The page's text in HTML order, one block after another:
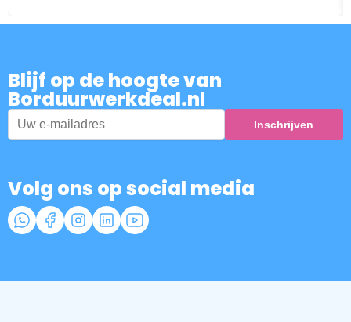
Blijf op de hoogte van
Borduurwerkdeal.nl
Volg ons op social media